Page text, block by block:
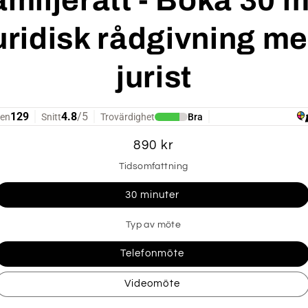
rådgivning
jurist
Ordinarie
pris
890 kr
Tidsomfattning
30 minuter
Typ av möte
Telefonmöte
Videomöte